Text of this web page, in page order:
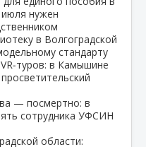
июля нужен
в Волгоградской
стандарту
в Камышине
— посмертно: в
сотрудника УФСИН
области: